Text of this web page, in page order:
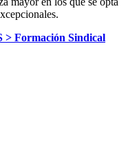
> Formación Sindical